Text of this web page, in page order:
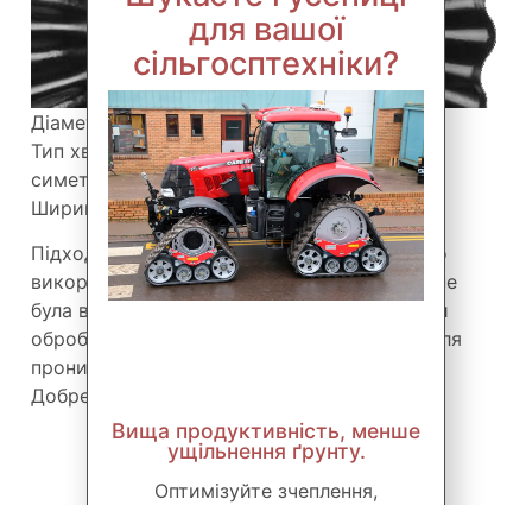
Діаметр: 15”, 16”, 17”, 18”
Тип хвиль: 24 радіальні синусоїдальні
симетричні хвилі.
Ширина обробленої смуги: 16 мм
Підходить для суглинистих ґрунтів, широко
використовується у прямому посіві, поки не
була витіснена турболезом. Завдяки кращій
обробленій смузі потребує менше зусиль для
проникнення в ґрунт.
Добре ріже залишки рослинності.
для вашої
сільгосптехніки?
Вища продуктивність, менше
ущільнення ґрунту.
Оптимізуйте зчеплення,